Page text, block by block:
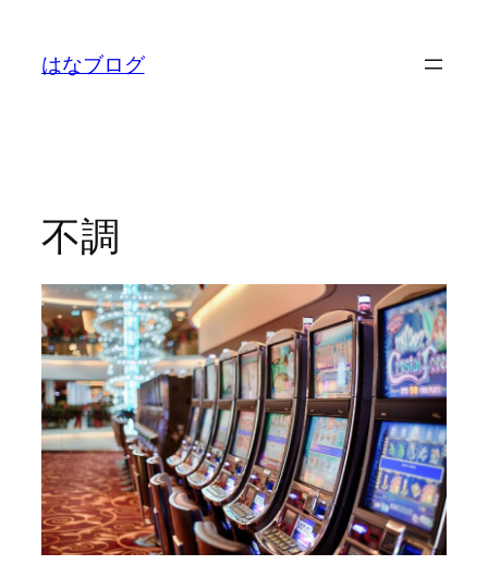
はなブログ
不調